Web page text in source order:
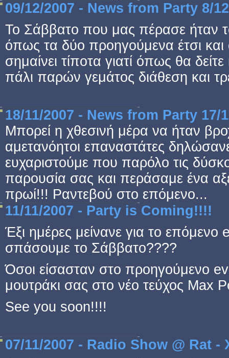
09/12/2007 - News from Party 8/12
Το Σάββατο που μας πέρασε ήταν το
όπως τα δύο προηγούμενα έτσι
σημαίνει τίποτα γιατί όπως θα
πάλι παρών γεμάτος διάθεση και
18/11/2007 - News from Party 17/
Μπορεί η χθεσινή μέρα να ήταν
αμετανόητοι επαναστάτες
ευχαριστούμε που παρόλο τις
παρουσία σας και περάσαμε ένα
πρωί!!! Ραντεβού στο επόμενο...
11/11/2007 - Party is Coming!!!!
Έξι ημέρες μείνανε για το επόμενο
σπάσουμε το Σάββατο????
Όσοι είσασταν στο προηγούμενο
μουτράκι σας στο νέο τεύχος Max
See you soon!!!!
07/11/2007 - Radio Show @ Rat -